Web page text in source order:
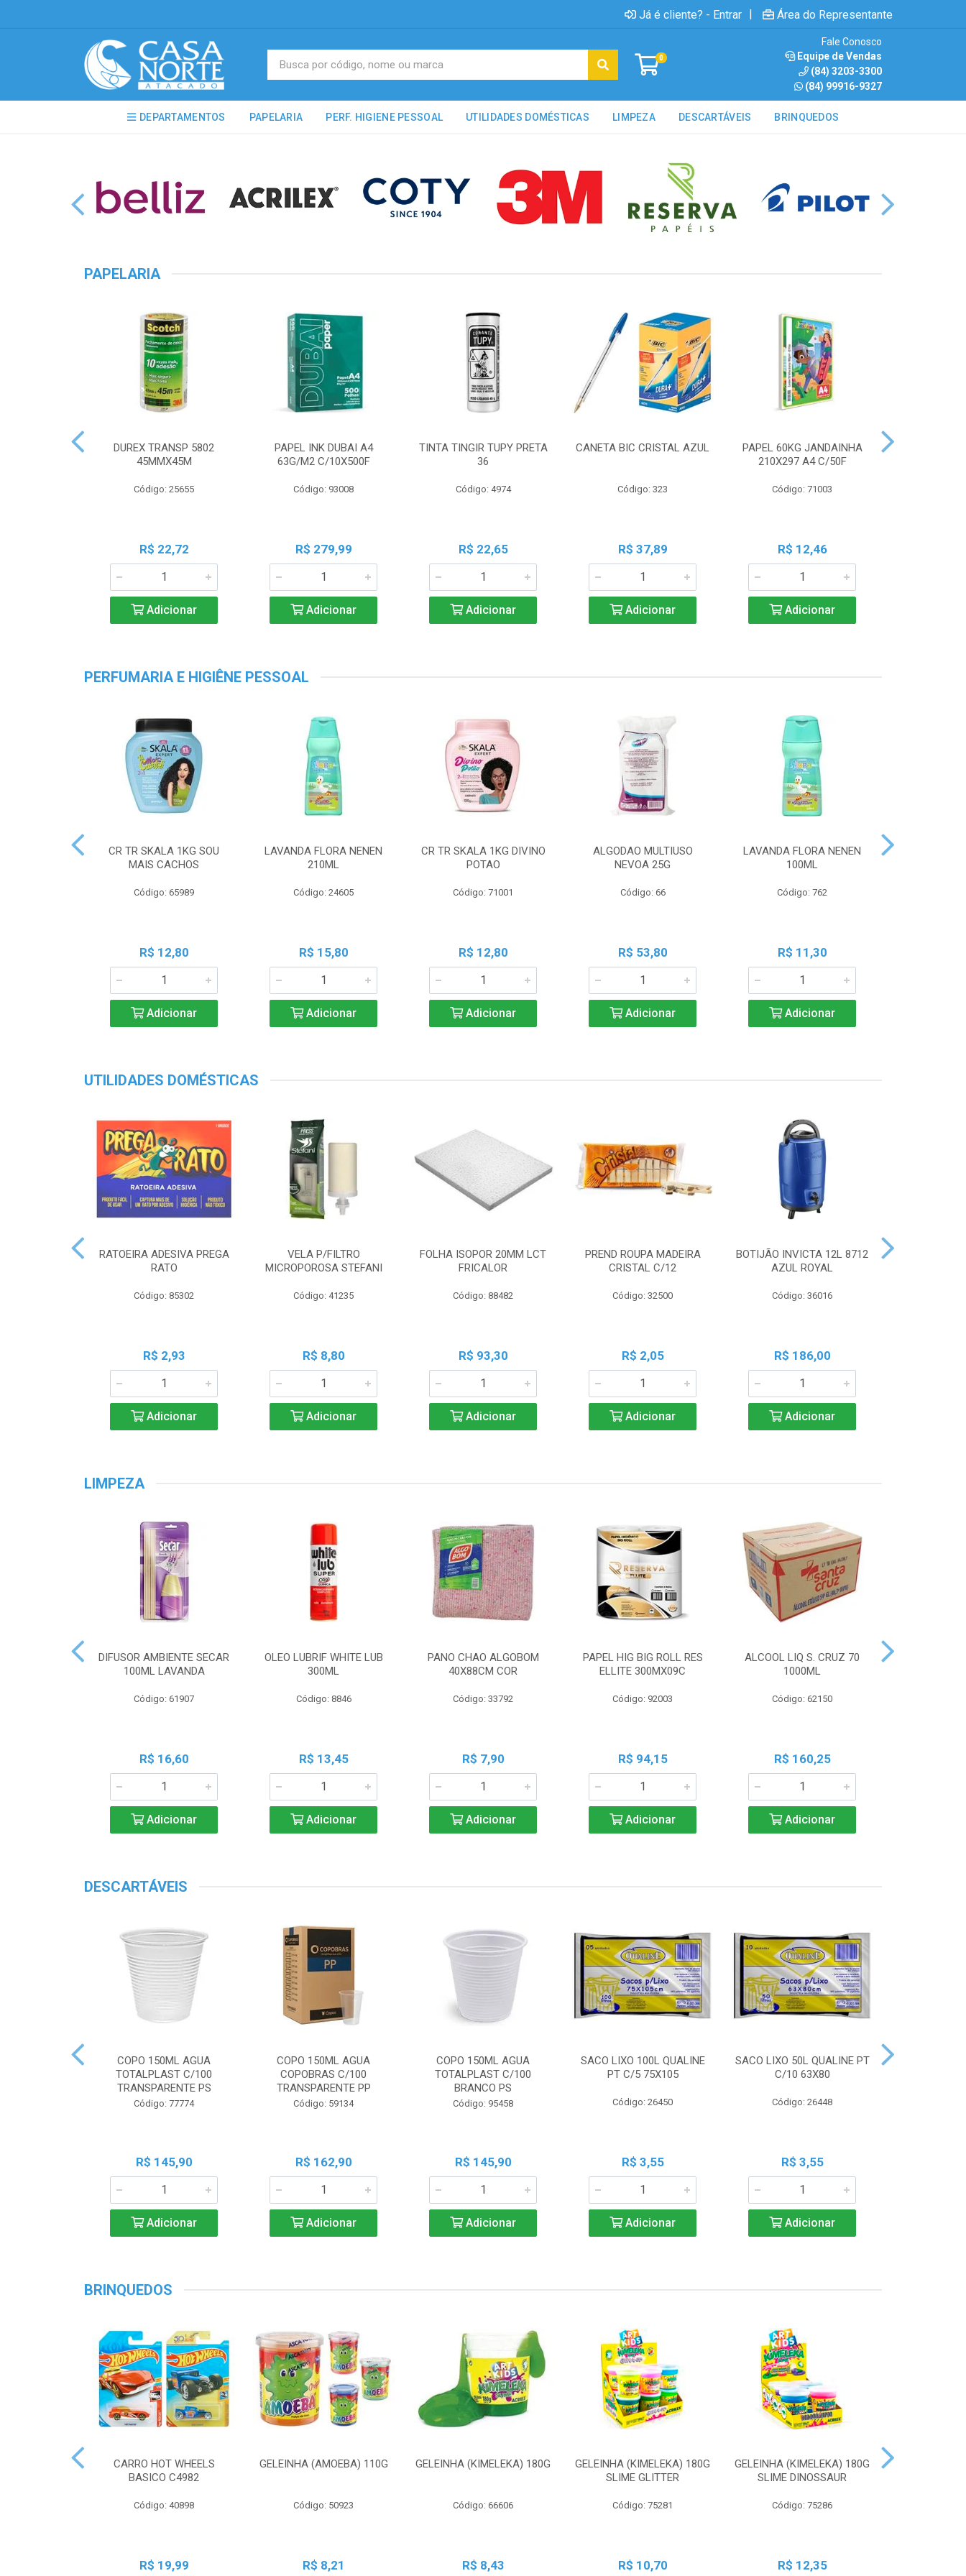
Já é cliente? - Entrar | Área do Representante
0
Fale Conosco
Equipe de Vendas
(84) 3203-3300
(84) 99916-9327
DEPARTAMENTOS PAPELARIA PERF. HIGIENE PESSOAL UTILIDADES DOMÉSTICAS LIMPEZA DESCARTÁVEIS BRINQUEDOS
PAPELARIA
DUREX TRANSP 5802
45MMX45M
Código: 25655
R$ 22,72
Adicionar
PAPEL INK DUBAI A4
63G/M2 C/10X500F
Código: 93008
R$ 279,99
Adicionar
TINTA TINGIR TUPY PRETA
36
Código: 4974
R$ 22,65
Adicionar
CANETA BIC CRISTAL AZUL
Código: 323
R$ 37,89
Adicionar
PAPEL 60KG JANDAINHA
210X297 A4 C/50F
Código: 71003
R$ 12,46
Adicionar
PERFUMARIA E HIGIÊNE PESSOAL
CR TR SKALA 1KG SOU
MAIS CACHOS
Código: 65989
R$ 12,80
Adicionar
LAVANDA FLORA NENEN
210ML
Código: 24605
R$ 15,80
Adicionar
CR TR SKALA 1KG DIVINO
POTAO
Código: 71001
R$ 12,80
Adicionar
ALGODAO MULTIUSO
NEVOA 25G
Código: 66
R$ 53,80
Adicionar
LAVANDA FLORA NENEN
100ML
Código: 762
R$ 11,30
Adicionar
UTILIDADES DOMÉSTICAS
RATOEIRA ADESIVA PREGA
RATO
Código: 85302
R$ 2,93
Adicionar
VELA P/FILTRO
MICROPOROSA STEFANI
Código: 41235
R$ 8,80
Adicionar
FOLHA ISOPOR 20MM LCT
FRICALOR
Código: 88482
R$ 93,30
Adicionar
PREND ROUPA MADEIRA
CRISTAL C/12
Código: 32500
R$ 2,05
Adicionar
BOTIJÃO INVICTA 12L 8712
AZUL ROYAL
Código: 36016
R$ 186,00
Adicionar
LIMPEZA
DIFUSOR AMBIENTE SECAR
100ML LAVANDA
Código: 61907
R$ 16,60
Adicionar
OLEO LUBRIF WHITE LUB
300ML
Código: 8846
R$ 13,45
Adicionar
PANO CHAO ALGOBOM
40X88CM COR
Código: 33792
R$ 7,90
Adicionar
PAPEL HIG BIG ROLL RES
ELLITE 300MX09C
Código: 92003
R$ 94,15
Adicionar
ALCOOL LIQ S. CRUZ 70
1000ML
Código: 62150
R$ 160,25
Adicionar
DESCARTÁVEIS
COPO 150ML AGUA
TOTALPLAST C/100
TRANSPARENTE PS
Código: 77774
R$ 145,90
Adicionar
COPO 150ML AGUA
COPOBRAS C/100
TRANSPARENTE PP
Código: 59134
R$ 162,90
Adicionar
COPO 150ML AGUA
TOTALPLAST C/100
BRANCO PS
Código: 95458
R$ 145,90
Adicionar
SACO LIXO 100L QUALINE
PT C/5 75X105
Código: 26450
R$ 3,55
Adicionar
SACO LIXO 50L QUALINE PT
C/10 63X80
Código: 26448
R$ 3,55
Adicionar
BRINQUEDOS
CARRO HOT WHEELS
BASICO C4982
Código: 40898
R$ 19,99
GELEINHA (AMOEBA) 110G
Código: 50923
R$ 8,21
GELEINHA (KIMELEKA) 180G
Código: 66606
R$ 8,43
GELEINHA (KIMELEKA) 180G
SLIME GLITTER
Código: 75281
R$ 10,70
GELEINHA (KIMELEKA) 180G
SLIME DINOSSAUR
Código: 75286
R$ 12,35